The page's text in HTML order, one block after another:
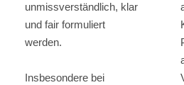
unmissverständlich, klar
und fair formuliert
werden.
Insbesondere bei